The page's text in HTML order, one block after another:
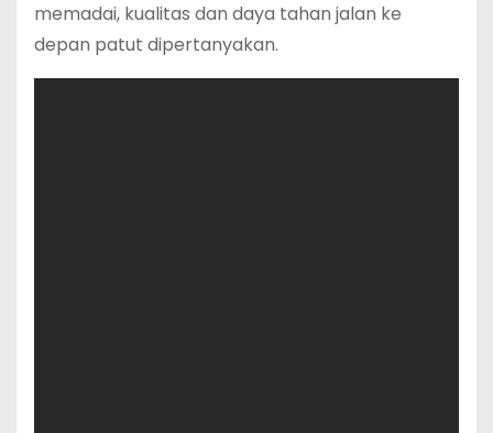
memadai, kualitas dan daya tahan jalan ke
depan patut dipertanyakan.